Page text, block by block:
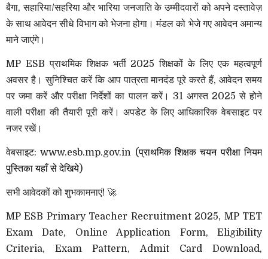
बैगा, सहारिया/सहरिया और भारिया जनजाति के उम्मीदवारों को अपने दस्तावेज़
के साथ आवेदन सीधे विभाग को भेजना होगा। मंडल को भेजे गए आवेदन अमान्य
माने जाएंगे।
MP ESB प्राथमिक शिक्षक भर्ती 2025 शिक्षकों के लिए एक महत्वपूर्ण
अवसर है। सुनिश्चित करें कि आप पात्रता मानदंड पूरे करते हैं, आवेदन समय
पर जमा करें और परीक्षा निर्देशों का पालन करें। 31 अगस्त 2025 से होने
वाली परीक्षा की तैयारी पूरी करें। अपडेट के लिए आधिकारिक वेबसाइट पर
नजर रखें।
वेबसाइट: www.esb.mp.gov.in (प्राथमिक शिक्षक चयन परीक्षा नियम
पुस्तिका यहाँ से देखिये)
सभी आवेदकों को शुभकामनाएं! 🚀
MP ESB Primary Teacher Recruitment 2025, MP TET
Exam Date, Online Application Form, Eligibility
Criteria, Exam Pattern, Admit Card Download,